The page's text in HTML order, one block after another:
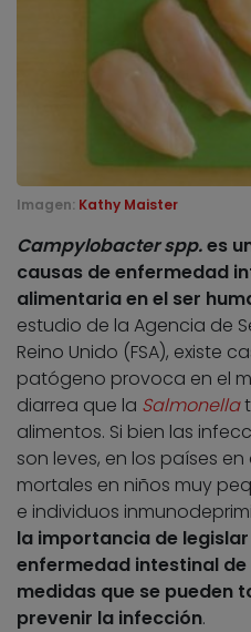
Imagen: Kathy Maister
Campylobacter spp.es
causas de enfermedad
alimentaria en el ser
estudio de la Agencia de
Reino Unido (FSA), existe
patógeno provoca en el
diarrea que la Salmonella
alimentos. Si bien las
son leves, en los países
mortales en niños muy
e individuos
la importancia de
enfermedad intestinal
medidas que se pueden
prevenir la infección.